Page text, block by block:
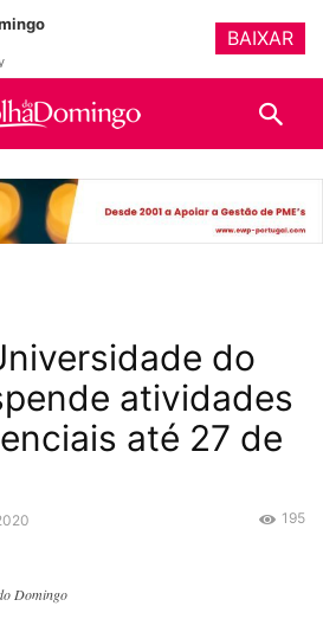
do
atividades
até 27 de
195
Domingo
BAIXAR